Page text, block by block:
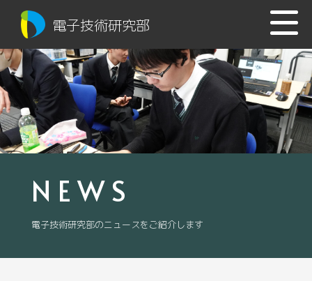
電子技術研究部
NEWS
電子技術研究部のニュースをご紹介します